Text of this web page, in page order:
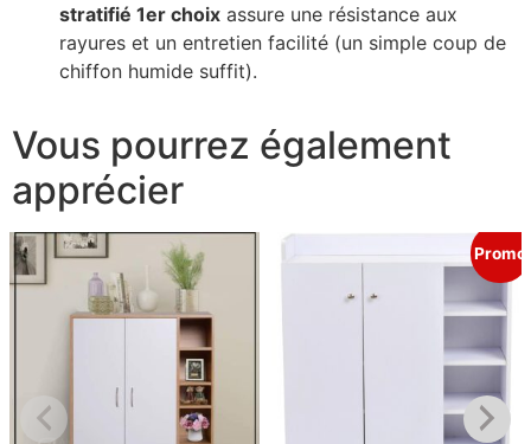
stratifié 1er choix assure une résistance aux
rayures et un entretien facilité (un simple coup de
chiffon humide suffit).
Vous pourrez également
apprécier
Promo